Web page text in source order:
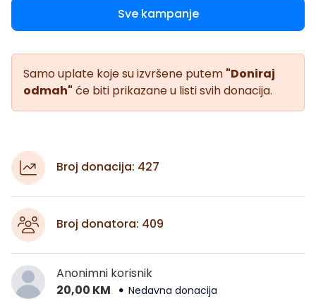
Sve kampanje
Samo uplate koje su izvršene putem "Doniraj
odmah" će biti prikazane u listi svih donacija.
Broj donacija: 427
Broj donatora: 409
Anonimni korisnik
20,00 KM
Nedavna donacija